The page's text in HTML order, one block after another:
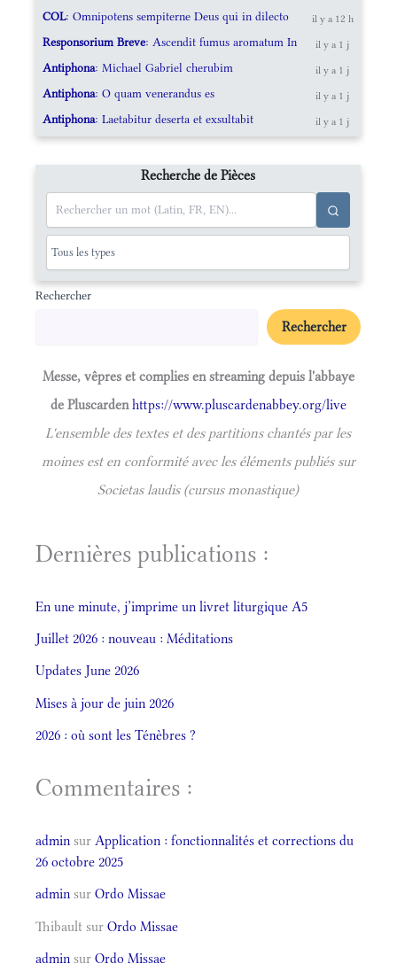
COL: Omnipotens sempiterne Deus qui in dilecto il y a 12 h
Responsorium Breve: Ascendit fumus aromatum In il y a 1 j
Antiphona: Michael Gabriel cherubim il y a 1 j
Antiphona: O quam venerandus es il y a 1 j
Antiphona: Laetabitur deserta et exsultabit il y a 1 j
Recherche de Pièces
Rechercher
Rechercher
Messe, vêpres et complies en streaming depuis l'abbaye
de Pluscardenhttps://www.pluscardenabbey.org/live
L'ensemble des textes et des partitions chantés par les
moines est en conformité avec les éléments publiés sur
Societas laudis (cursus monastique)
Dernières publications :
En une minute, j’imprime un livret liturgique A5
Juillet 2026 : nouveau : Méditations
Updates June 2026
Mises à jour de juin 2026
2026 : où sont les Ténèbres ?
Commentaires :
admin sur Application : fonctionnalités et corrections du
26 octobre 2025
admin sur Ordo Missae
Thibault sur Ordo Missae
admin sur Ordo Missae